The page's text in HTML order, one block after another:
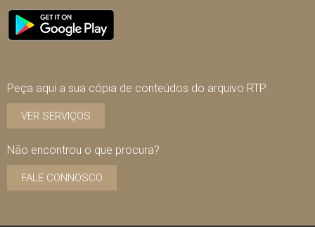
Peça aqui a sua cópia de conteúdos do arquivo RTP
VER SERVIÇOS
Não encontrou o que procura?
FALE CONNOSCO